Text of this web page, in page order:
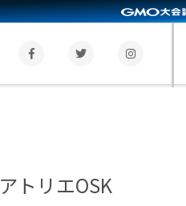
アトリエOSK